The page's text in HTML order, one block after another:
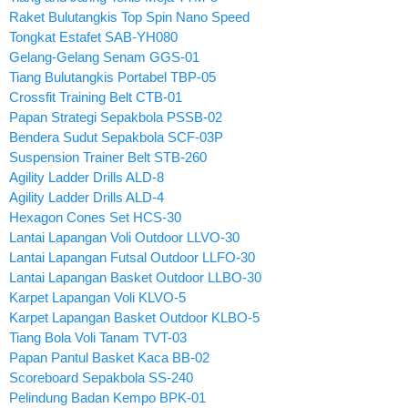
Raket Bulutangkis Top Spin Nano Speed
Tongkat Estafet SAB-YH080
Gelang-Gelang Senam GGS-01
Tiang Bulutangkis Portabel TBP-05
Crossfit Training Belt CTB-01
Papan Strategi Sepakbola PSSB-02
Bendera Sudut Sepakbola SCF-03P
Suspension Trainer Belt STB-260
Agility Ladder Drills ALD-8
Agility Ladder Drills ALD-4
Hexagon Cones Set HCS-30
Lantai Lapangan Voli Outdoor LLVO-30
Lantai Lapangan Futsal Outdoor LLFO-30
Lantai Lapangan Basket Outdoor LLBO-30
Karpet Lapangan Voli KLVO-5
Karpet Lapangan Basket Outdoor KLBO-5
Tiang Bola Voli Tanam TVT-03
Papan Pantul Basket Kaca BB-02
Scoreboard Sepakbola SS-240
Pelindung Badan Kempo BPK-01